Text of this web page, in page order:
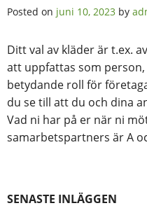
Posted on juni 10, 2023 by
Ditt val av kläder är t.ex.
att uppfattas som
betydande roll för
du se till att du och dina
Vad ni har på er när ni
samarbetspartners är A
SENASTE INLÄGGEN